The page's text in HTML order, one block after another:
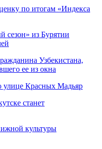
по итогам «Индекса
сезон» из Бурятии
Узбекистана,
ее из окна
улице Красных Мадьяр
станет
культуры